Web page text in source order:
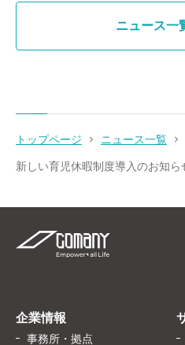
ニュース一
トップページ ニュース一覧
新しい育児休暇制度導入のお知ら
企業情報
事務所・拠点